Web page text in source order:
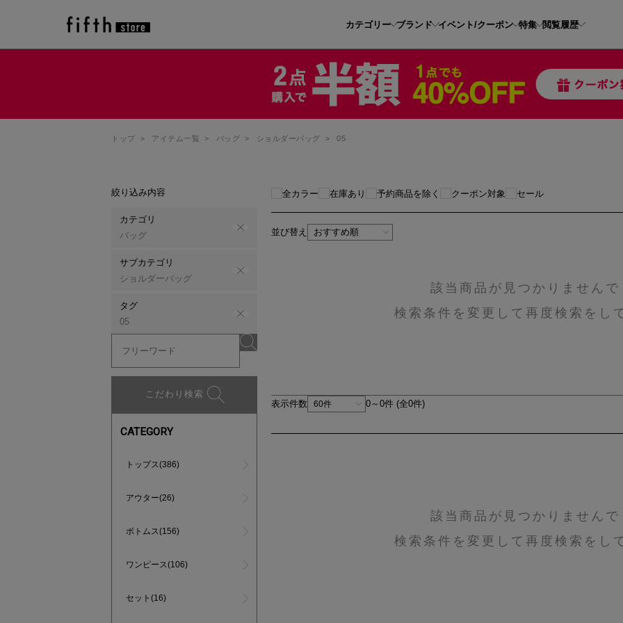
カテゴリー ブランド イベント/クーポン 特集 閲覧履歴
トップ > アイテム一覧 > バッグ > ショルダーバッグ > 05
絞り込み内容
カテゴリ
バッグ
サブカテゴリ
ショルダーバッグ
タグ
05
こだわり検索
CATEGORY
トップス(386)
アウター(26)
ボトムス(156)
ワンピース(106)
セット(16)
全カラー 在庫あり 予約商品を除く クーポン対象 セール
並び替え
該当商品が見つかりませんで
検索条件を変更して再度検索をし
表示件数 0～0件 (全0件)
該当商品が見つかりませんで
検索条件を変更して再度検索をし